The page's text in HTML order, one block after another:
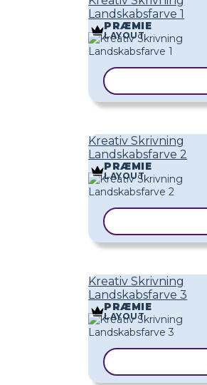
Landskabsfarve 1
PRÆMIE
LAYOUT
Kreativ Skrivning
Landskabsfarve 2
PRÆMIE
LAYOUT
Kreativ Skrivning
Landskabsfarve 3
PRÆMIE
LAYOUT